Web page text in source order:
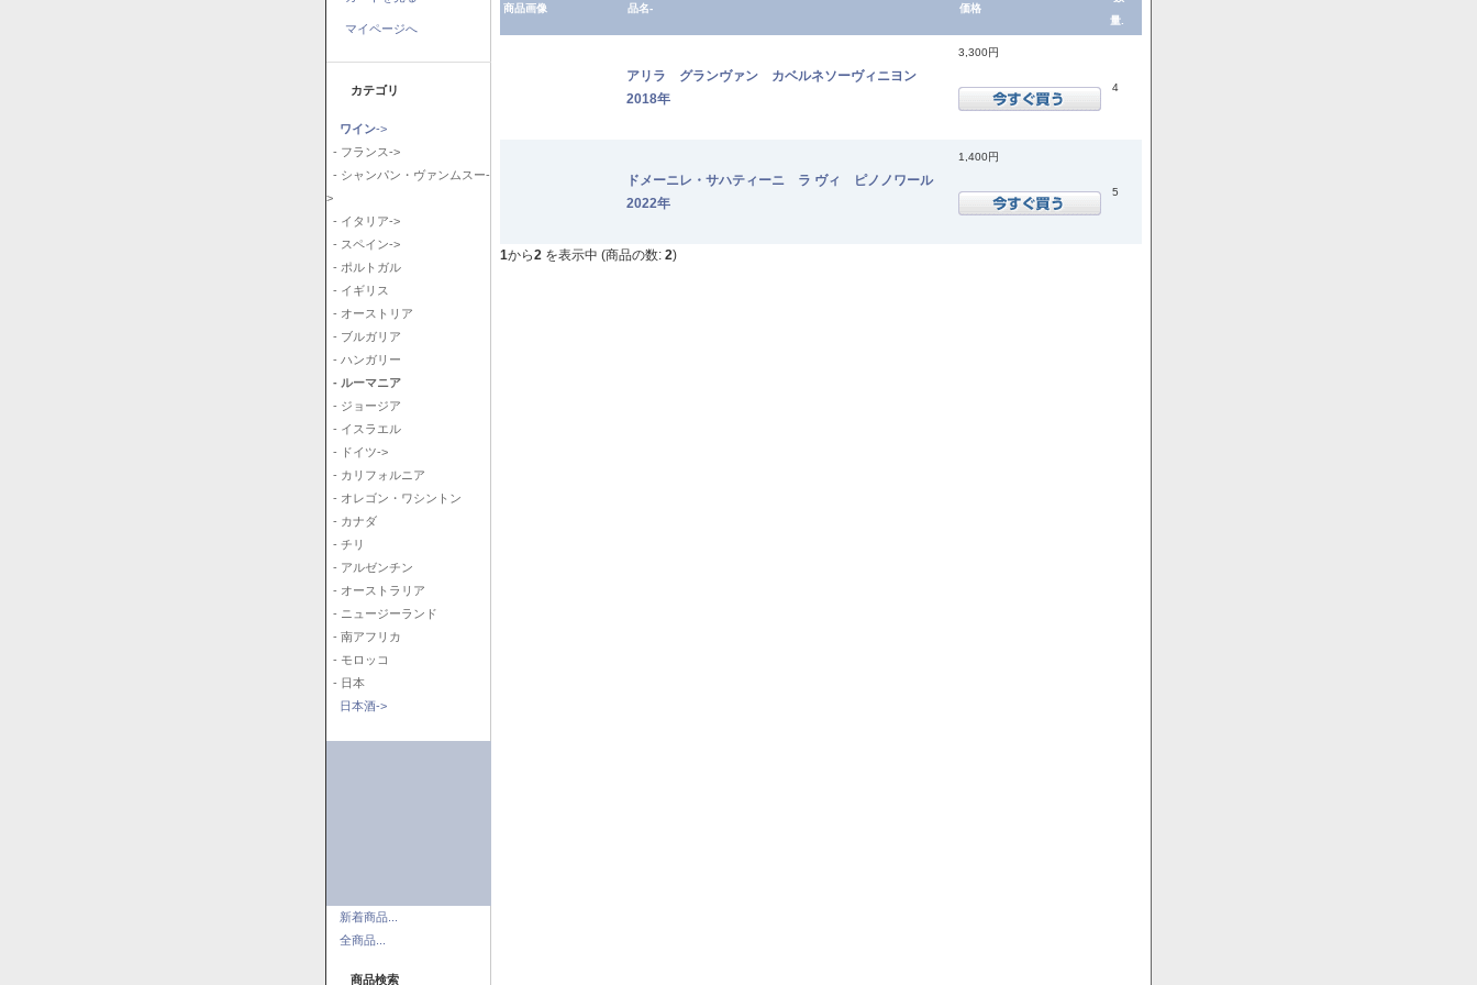
マイページへ
カテゴリ
ワイン->
- フランス->
- シャンパン・ヴァンムスー-
>
- イタリア->
- スペイン->
- ポルトガル
- イギリス
- オーストリア
- ブルガリア
- ハンガリー
- ルーマニア
- ジョージア
- イスラエル
- ドイツ->
- カリフォルニア
- オレゴン・ワシントン
- カナダ
- チリ
- アルゼンチン
- オーストラリア
- ニュージーランド
- 南アフリカ
- モロッコ
- 日本
日本酒->
新着商品...
全商品...
商品検索
商品画像 品名- 価格
量.
アリラ グランヴァン カベルネソーヴィニヨン
2018年
3,300円
4
ドメーニレ・サハティーニ ラ ヴィ ピノノワール
2022年
1,400円
5
1から2 を表示中 (商品の数: 2)